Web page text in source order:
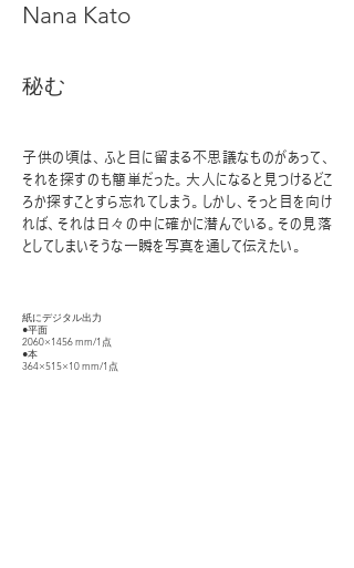
Nana Kato
秘む
子供の頃は、ふと目に留まる不思議なものがあって、
それを探すのも簡単だった。大人になると見つけるどこ
ろか探すことすら忘れてしまう。しかし、そっと目を向け
れば、それは日々の中に確かに潜んでいる。その見落
としてしまいそうな一瞬を写真を通して伝えたい。
紙にデジタル出力
●平面
2060×1456 mm/1点
●本
364×515×10 mm/1点